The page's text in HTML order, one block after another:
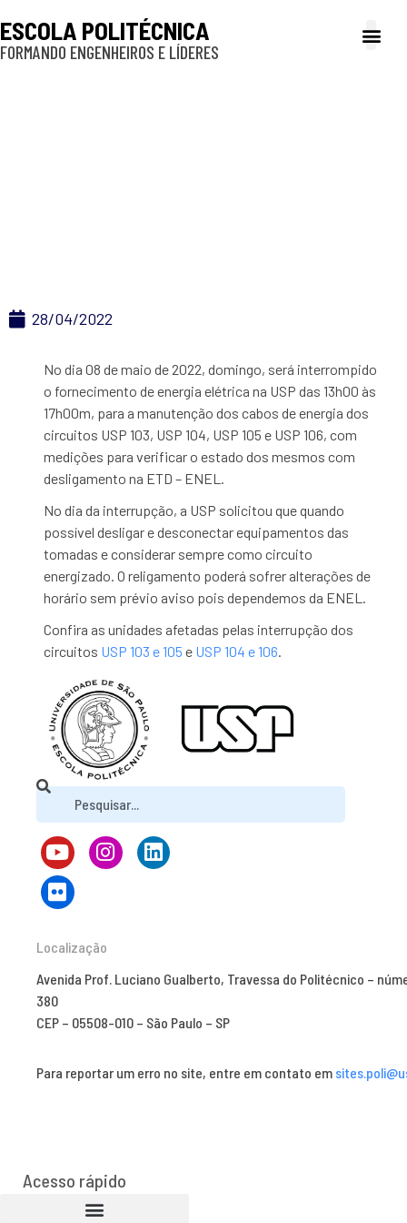
ESCOLA POLITÉCNICA
FORMANDO ENGENHEIROS E LÍDERES
28/04/2022
No dia 08 de maio de 2022, domingo, será interrompido
o fornecimento de energia elétrica na USP das 13h00 às
17h00m, para a manutenção dos cabos de energia dos
circuitos USP 103, USP 104, USP 105 e USP 106, com
medições para verificar o estado dos mesmos com
desligamento na ETD – ENEL.
No dia da interrupção, a USP solicitou que quando
possível desligar e desconectar equipamentos das
tomadas e considerar sempre como circuito
energizado. O religamento poderá sofrer alterações de
horário sem prévio aviso pois dependemos da ENEL.
Confira as unidades afetadas pelas interrupção dos
circuitos USP 103 e 105 e USP 104 e 106.
Localização
Avenida Prof. Luciano Gualberto, Travessa do Politécnico –
380
CEP – 05508-010 – São Paulo – SP
Para reportar um erro no site, entre em contato em
Acesso rápido